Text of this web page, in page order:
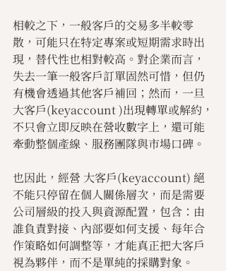
相較之下，一般客戶的交易多半較零
散，可能只在特定專案或短期需求時出
現，替代性也相對較高。對企業而言，
失去一筆一般客戶訂單固然可惜，但仍
有機會透過其他客戶補回；然而，一旦
大客戶(keyaccount )出現轉單或解約，
不只會立即反映在營收數字上，還可能
牽動整個產線、服務團隊與市場口碑。
也因此，經營 大客戶(keyaccount) 絕
不能只停留在個人關係層次，而是需要
公司層級的投入與資源配置，包含：由
誰負責對接、內部要如何支援、每年合
作策略如何調整等，才能真正把大客戶
視為夥伴，而不是單純的採購對象。